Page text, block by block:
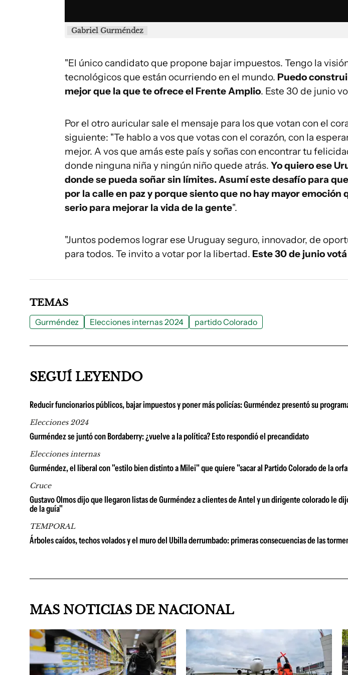
Gabriel Gurméndez
"El único candidato que propone bajar impuestos. Tengo la
tecnológicos que están ocurriendo en el mundo. Puedo
mejor que la que te ofrece el Frente Amplio. Este 30 de junio
Por el otro auricular sale el mensaje para los que votan con el
siguiente: "Te hablo a vos que votas con el corazón, con la
mejor. A vos que amás este país y soñas con encontrar tu
donde ninguna niña y ningún niño quede atrás. Yo quiero ese
donde se pueda soñar sin límites. Asumí este desafío para
por la calle en paz y porque siento que no hay mayor emoción
serio para mejorar la vida de la gente".
"Juntos podemos lograr ese Uruguay seguro, innovador, de
para todos. Te invito a votar por la libertad. Este 30 de junio
TEMAS
Gurméndez Elecciones internas 2024 partido Colorado
SEGUÍ LEYENDO
Reducir funcionarios públicos, bajar impuestos y poner más policías: Gurméndez presentó su
Elecciones 2024
Gurméndez se juntó con Bordaberry: ¿vuelve a la política? Esto respondió el precandidato
Elecciones internas
Gurméndez, el liberal con "estilo bien distinto a Milei" que quiere "sacar al Partido Colorado de la
Cruce
Gustavo Olmos dijo que llegaron listas de Gurméndez a clientes de Antel y un dirigente colorado le
de la guía"
TEMPORAL
Árboles caídos, techos volados y el muro del Ubilla derrumbado: primeras consecuencias de las
MAS NOTICIAS DE NACIONAL